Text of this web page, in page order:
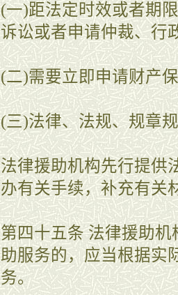
(一)距法定时效或者期
诉讼或者申请仲裁、行
(二)需要立即申请财产
(三)法律、法规、规章
法律援助机构先行提供
办有关手续，补充有关
第四十五条 法律援助
助服务的，应当根据实
务。